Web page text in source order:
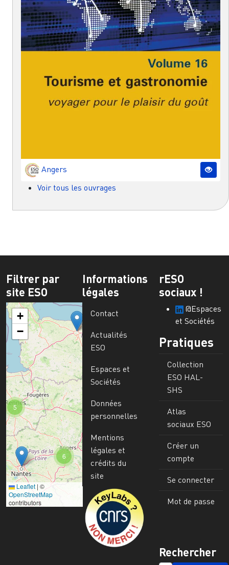
Angers
Voir tous les ouvrages
Filtrer par
site ESO
6
5
+
−
Leaflet | ©
OpenStreetMap
contributors
Informations
légales
Contact
Actualités
ESO
Espaces et
Sociétés
Données
personnelles
Mentions
légales et
crédits du
site
Image
rESO
sociaux !
@Espaces
et Sociétés
Pratiques
Collection
ESO HAL-
SHS
Atlas
sociaux ESO
Créer un
compte
Se connecter
Mot de passe
Rechercher